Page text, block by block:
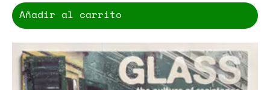
Añadir al carrito